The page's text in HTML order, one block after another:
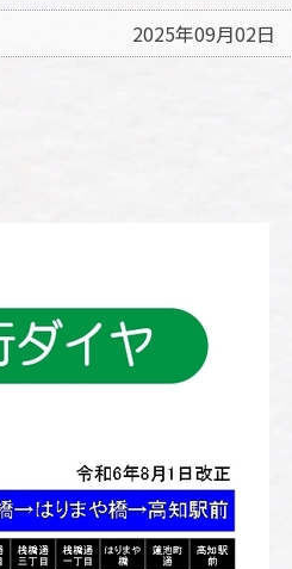
2025年09月02日